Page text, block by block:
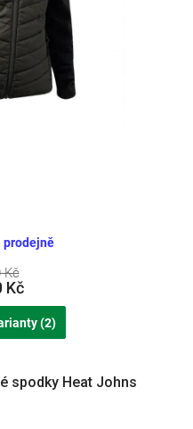
prodejně
Kč
Kč
(2)
spodky Heat Johns